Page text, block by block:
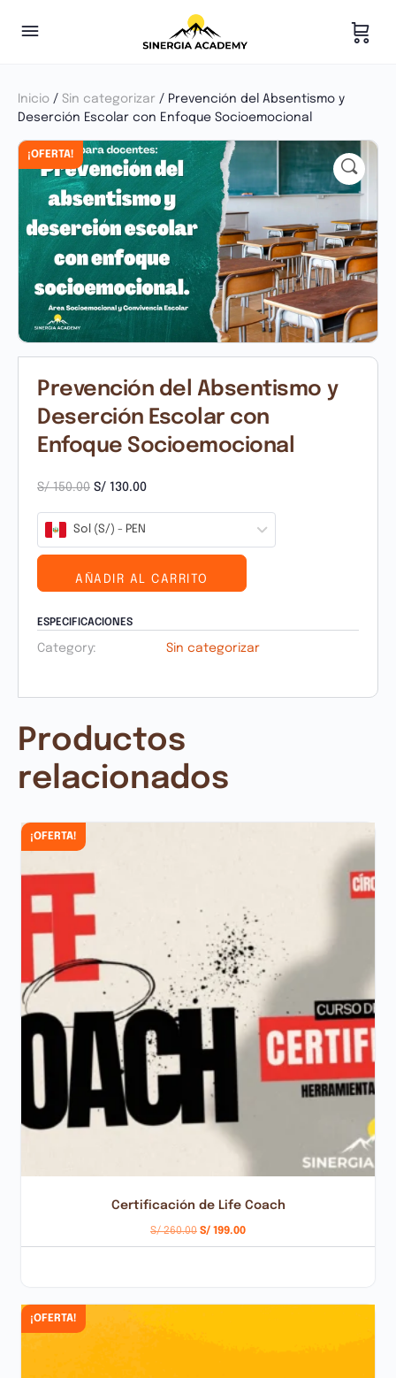
Inicio / Sin categorizar / Prevención del Absentismo y
Deserción Escolar con Enfoque Socioemocional
¡OFERTA!
Prevención del Absentismo y
Deserción Escolar con
Enfoque Socioemocional
S/150.00 S/ 130.00
Sol (S/) - PEN
AÑADIR AL CARRITO
ESPECIFICACIONES
Category: Sin categorizar
Productos
relacionados
¡OFERTA!
Certificación de Life Coach
S/260.00 S/ 199.00
¡OFERTA!